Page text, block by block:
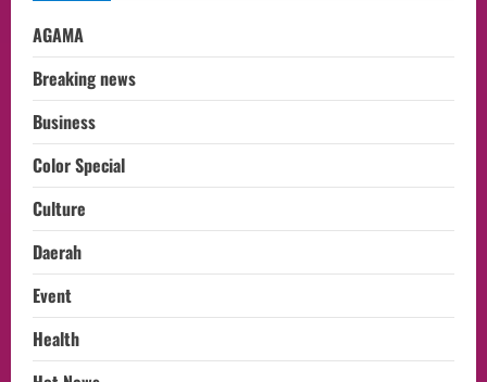
AGAMA
Breaking news
Business
Color Special
Culture
Daerah
Event
Health